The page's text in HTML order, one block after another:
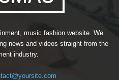
music fashion website. We
news and videos straight from the
industry.